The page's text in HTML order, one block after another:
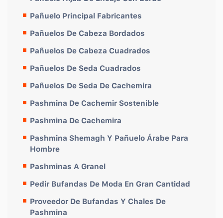
Pañuelo Principal Fabricantes
Pañuelos De Cabeza Bordados
Pañuelos De Cabeza Cuadrados
Pañuelos De Seda Cuadrados
Pañuelos De Seda De Cachemira
Pashmina De Cachemir Sostenible
Pashmina De Cachemira
Pashmina Shemagh Y Pañuelo Árabe Para
Hombre
Pashminas A Granel
Pedir Bufandas De Moda En Gran Cantidad
Proveedor De Bufandas Y Chales De
Pashmina